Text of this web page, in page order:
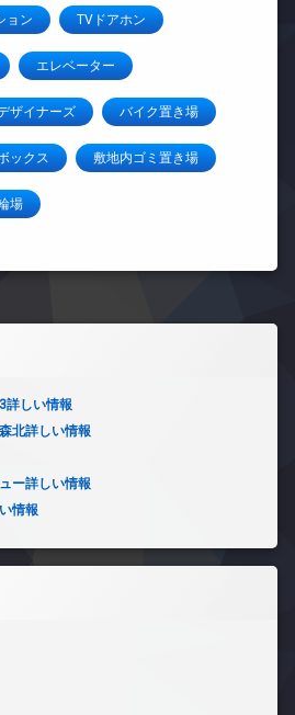
ョン TVドアホン
エレベーター
ザイナーズ バイク置き場
ックス 敷地内ゴミ置き場
場
詳しい情報
北詳しい情報
ー詳しい情報
情報